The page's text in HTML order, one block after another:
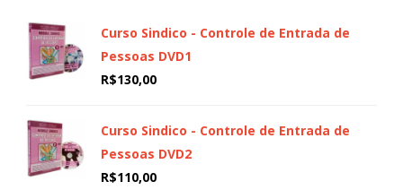
Curso Sindico - Controle de Entrada de
Pessoas DVD1
R$130,00
Curso Sindico - Controle de Entrada de
Pessoas DVD2
R$110,00